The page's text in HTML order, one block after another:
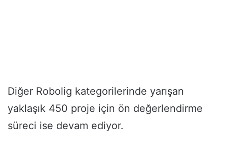
Diğer Robolig kategorilerinde yarışan
yaklaşık 450 proje için ön değerlendirme
süreci ise devam ediyor.